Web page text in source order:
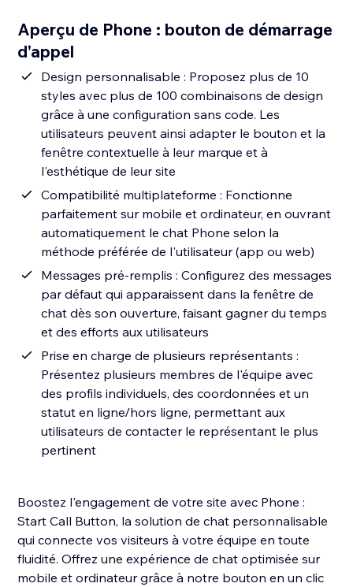
Aperçu de Phone : bouton de démarrage
d'appel
Design personnalisable : Proposez plus de 10
styles avec plus de 100 combinaisons de design
grâce à une configuration sans code. Les
utilisateurs peuvent ainsi adapter le bouton et la
fenêtre contextuelle à leur marque et à
l'esthétique de leur site
Compatibilité multiplateforme : Fonctionne
parfaitement sur mobile et ordinateur, en ouvrant
automatiquement le chat Phone selon la
méthode préférée de l'utilisateur (app ou web)
Messages pré-remplis : Configurez des messages
par défaut qui apparaissent dans la fenêtre de
chat dès son ouverture, faisant gagner du temps
et des efforts aux utilisateurs
Prise en charge de plusieurs représentants :
Présentez plusieurs membres de l'équipe avec
des profils individuels, des coordonnées et un
statut en ligne/hors ligne, permettant aux
utilisateurs de contacter le représentant le plus
pertinent
Boostez l'engagement de votre site avec Phone :
Start Call Button, la solution de chat personnalisable
qui connecte vos visiteurs à votre équipe en toute
fluidité. Offrez une expérience de chat optimisée sur
mobile et ordinateur grâce à notre bouton en un clic